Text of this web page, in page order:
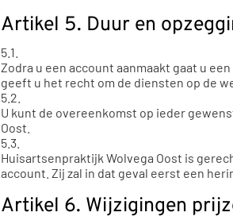
Artikel 5. Duur en
5.1.
Zodra u een account aanmaakt gaat u
geeft u het recht om de diensten op de
5.2.
U kunt de overeenkomst op ieder
Oost.
5.3.
Huisartsenpraktijk Wolvega Oost is
account. Zij zal in dat geval eerst een
Artikel 6. Wijzigingen